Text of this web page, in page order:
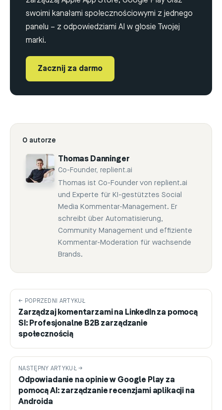
swoimi kanałami społecznościowymi z jednego
panelu – z odpowiedziami AI w głosie Twojej
marki.
Zacznij za darmo
O autorze
Thomas Danninger
Co-Founder, replient.ai
Thomas ist Co-Founder von replient.ai
und Experte für KI-gestütztes Social
Media Kommentar-Management. Er
schreibt über Automatisierung,
Community Management und effiziente
Kommentar-Moderation für wachsende
Brands.
← POPRZEDNI ARTYKUŁ
Zarządzaj komentarzami na LinkedIn za pomocą
SI: Profesjonalne B2B zarządzanie
społecznością
NASTĘPNY ARTYKUŁ →
Odpowiadanie na opinie w Google Play za
pomocą AI: zarządzanie recenzjami aplikacji na
Androida